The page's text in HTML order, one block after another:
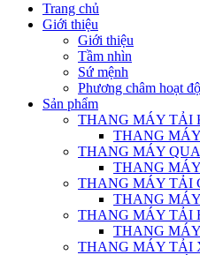
Trang chủ
Giới thiệu
Giới thiệu
Tầm nhìn
Sứ mệnh
Phương châm hoạt
Sản phẩm
THANG MÁY TẢI
THANG
THANG MÁY
THANG
THANG MÁY TẢI
THANG
THANG MÁY TẢI
THANG
THANG MÁY TẢI